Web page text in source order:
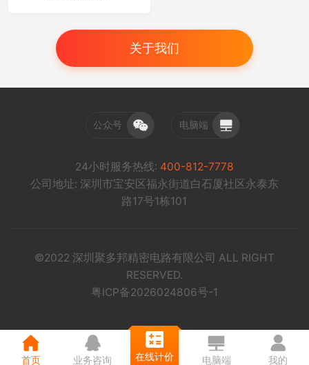
关于我们
公众号 电脑端
24小时服务热线: 400-812-7778
公司地址: 深圳市宝安区福永街道白石厦社区永泰东
路17号1栋101
©2022 深圳聚多邦精密电路有限公司 ALL RIGHT
RESERVED.
粤ICP备2026024806号-1
首页 业务咨询 在线计价 电脑端 我的